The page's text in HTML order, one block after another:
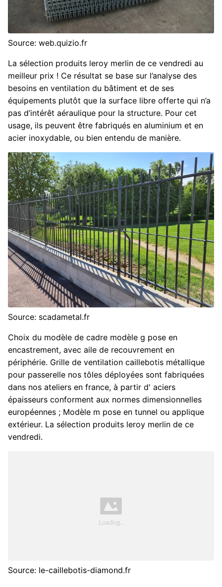
Source: web.quizio.fr
La sélection produits leroy merlin de ce vendredi au
meilleur prix ! Ce résultat se base sur l’analyse des
besoins en ventilation du bâtiment et de ses
équipements plutôt que la surface libre offerte qui n’a
pas d’intérêt aéraulique pour la structure. Pour cet
usage, ils peuvent être fabriqués en aluminium et en
acier inoxydable, ou bien entendu de manière.
Source: scadametal.fr
Choix du modèle de cadre modèle g pose en
encastrement, avec aile de recouvrement en
périphérie. Grille de ventilation caillebotis métallique
pour passerelle nos tôles déployées sont fabriquées
dans nos ateliers en france, à partir d' aciers
épaisseurs conforment aux normes dimensionnelles
européennes ; Modèle m pose en tunnel ou applique
extérieur. La sélection produits leroy merlin de ce
vendredi.
Source: le-caillebotis-diamond.fr